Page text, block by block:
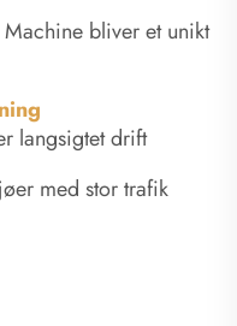
bliver et unikt
langsigtet drift
med stor trafik